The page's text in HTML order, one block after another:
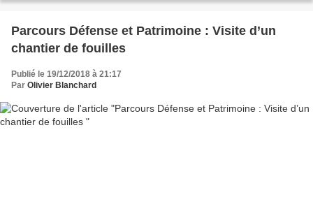
Parcours Défense et Patrimoine : Visite d’un
chantier de fouilles
Publié le 19/12/2018 à 21:17
Par Olivier Blanchard